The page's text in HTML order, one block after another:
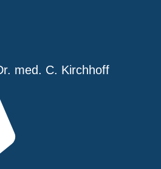
med. C. Kirchhoff